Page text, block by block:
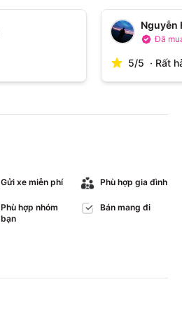
Nguyễn
Đã
5/5 · Rất
Gửi xe miễn phí Phù hợp gia đình
Phù hợp nhóm
bạn
Bán mang đi